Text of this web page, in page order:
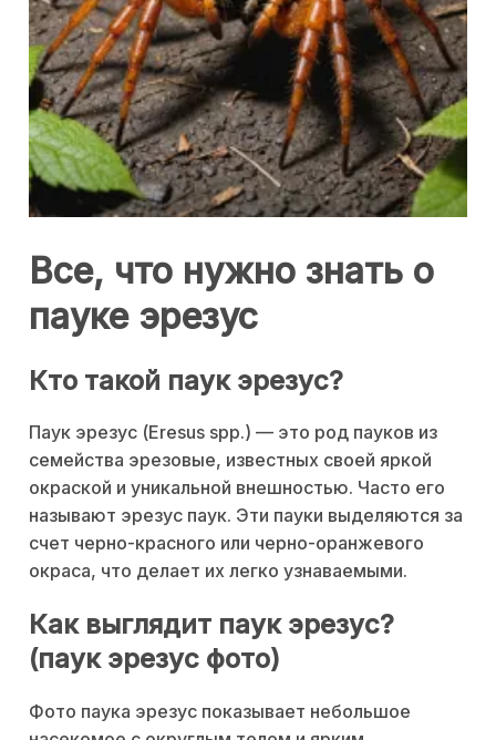
Все, что нужно знать о
пауке эрезус
Кто такой паук эрезус?
Паук эрезус (Eresus spp.) — это род пауков из
семейства эрезовые, известных своей яркой
окраской и уникальной внешностью. Часто его
называют эрезус паук. Эти пауки выделяются за
счет черно-красного или черно-оранжевого
окраса, что делает их легко узнаваемыми.
Как выглядит паук эрезус?
(паук эрезус фото)
Фото паука эрезус показывает небольшое